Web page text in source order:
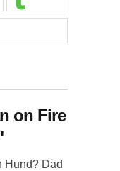
on Fire
Hund? Dad